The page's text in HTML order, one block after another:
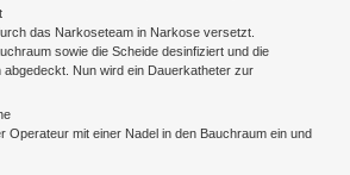
das Narkoseteam in Narkose versetzt.
sowie die Scheide desinfiziert und die
abgedeckt. Nun wird ein Dauerkatheter zur
Operateur mit einer Nadel in den Bauchraum ein und